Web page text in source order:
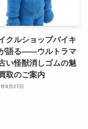
クルショップバイキ
語る——ウルトラマ
い怪獣消しゴムの魅
取のご案内
9月27日